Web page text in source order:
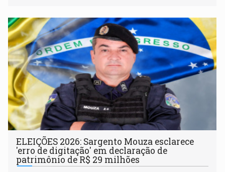
ELEIÇÕES 2026: Sargento Mouza esclarece
'erro de digitação' em declaração de
patrimônio de R$ 29 milhões